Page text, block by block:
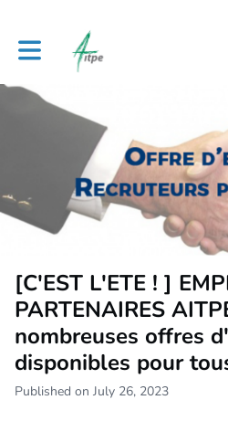
Toggle main navigation
[C'EST L'ETE ! ]
PARTENAIRES
nombreuses offres
disponibles pour
Published on July 26, 2023